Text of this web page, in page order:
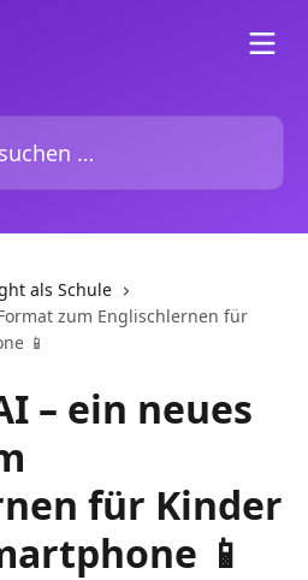
als Schule
zum Englischlernen für
📱
– ein neues
für Kinder
📱